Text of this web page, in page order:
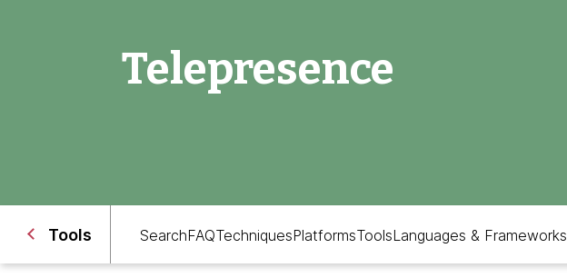
Telepresence
Tools SearchFAQTechniquesPlatformsToolsLanguages & Frameworks